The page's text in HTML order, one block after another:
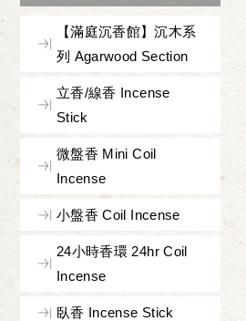
【滿庭沉香館】沉木系
列 Agarwood Section
立香/線香 Incense
Stick
微盤香 Mini Coil
Incense
小盤香 Coil Incense
24小時香環 24hr Coil
Incense
臥香 Incense Stick